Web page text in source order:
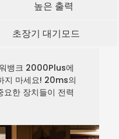
높은 출력
초장기 대기모드
뱅크 2000Plus에
지 마세요! 20ms의
요한 장치들이 전력